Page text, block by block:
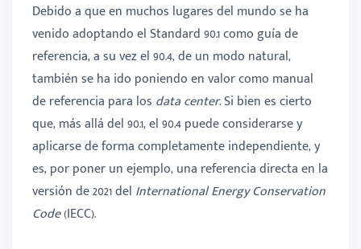
Debido a que en muchos lugares del mundo se ha
venido adoptando el Standard 90.1 como guía de
referencia, a su vez el 90.4, de un modo natural,
también se ha ido poniendo en valor como manual
de referencia para los data center. Si bien es cierto
que, más allá del 90.1, el 90.4 puede considerarse y
aplicarse de forma completamente independiente, y
es, por poner un ejemplo, una referencia directa en la
versión de 2021 del International Energy Conservation
Code(IECC).